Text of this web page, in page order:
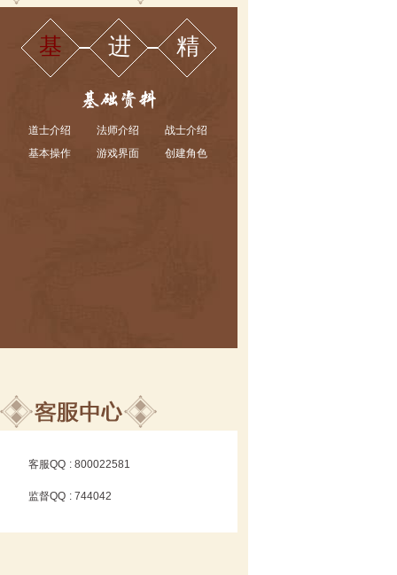
基 进 精
道士介绍 法师介绍
战士介绍
基本操作
游戏界面 创建角色
客服QQ : 800022581
监督QQ : 744042